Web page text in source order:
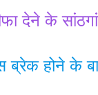
देने के
ब्रेक होने के